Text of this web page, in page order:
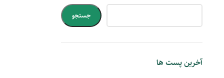
جستجو
آخرین پست ها